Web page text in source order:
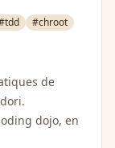
#chroot
de
dojo, en